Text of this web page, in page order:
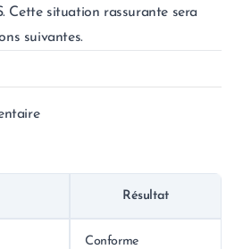
Cette situation rassurante sera
suivantes.
Résultat
Conforme